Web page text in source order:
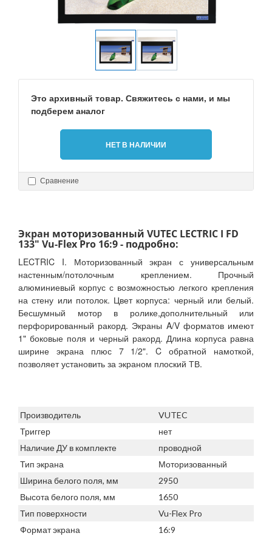
Это архивный товар. Свяжитесь с нами, и мы
подберем аналог
НЕТ В НАЛИЧИИ
Сравнение
Экран моторизованный VUTEC LECTRIC I FD
133" Vu-Flex Pro 16:9 - подробно:
LECTRIC I. Моторизованный экран с универсальным
настенным/потолочным креплением. Прочный
алюминиевый корпус с возможностью легкого крепления
на стену или потолок. Цвет корпуса: черный или белый.
Бесшумный мотор в ролике,дополнительный или
перфорированный ракорд. Экраны A/V форматов имеют
1" боковые поля и черный ракорд. Длина корпуса равна
ширине экрана плюс 7 1/2". C обратной намоткой,
позволяет установить за экраном плоский ТВ.
Производитель
VUTEC
Триггер
нет
Наличие ДУ в комплекте
проводной
Тип экрана
Моторизованный
Ширина белого поля, мм
2950
Высота белого поля, мм
1650
Тип поверхности
Vu-Flex Pro
Формат экрана
16:9